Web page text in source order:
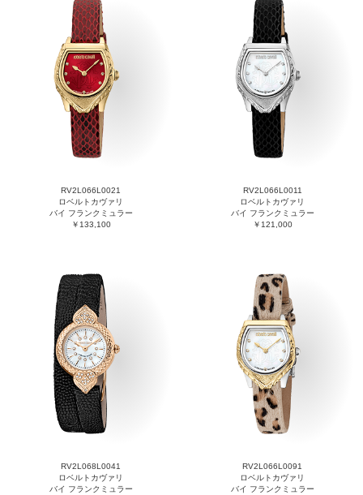
RV2L066L0021
ロベルトカヴァリ
バイ フランクミュラー
￥133,100
RV2L066L0011
ロベルトカヴァリ
バイ フランクミュラー
￥121,000
RV2L068L0041
ロベルトカヴァリ
バイ フランクミュラー
RV2L066L0091
ロベルトカヴァリ
バイ フランクミュラー